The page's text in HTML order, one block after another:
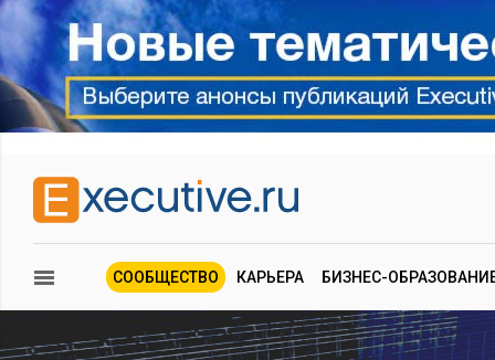
СООБЩЕСТВО КАРЬЕРА БИЗНЕС-